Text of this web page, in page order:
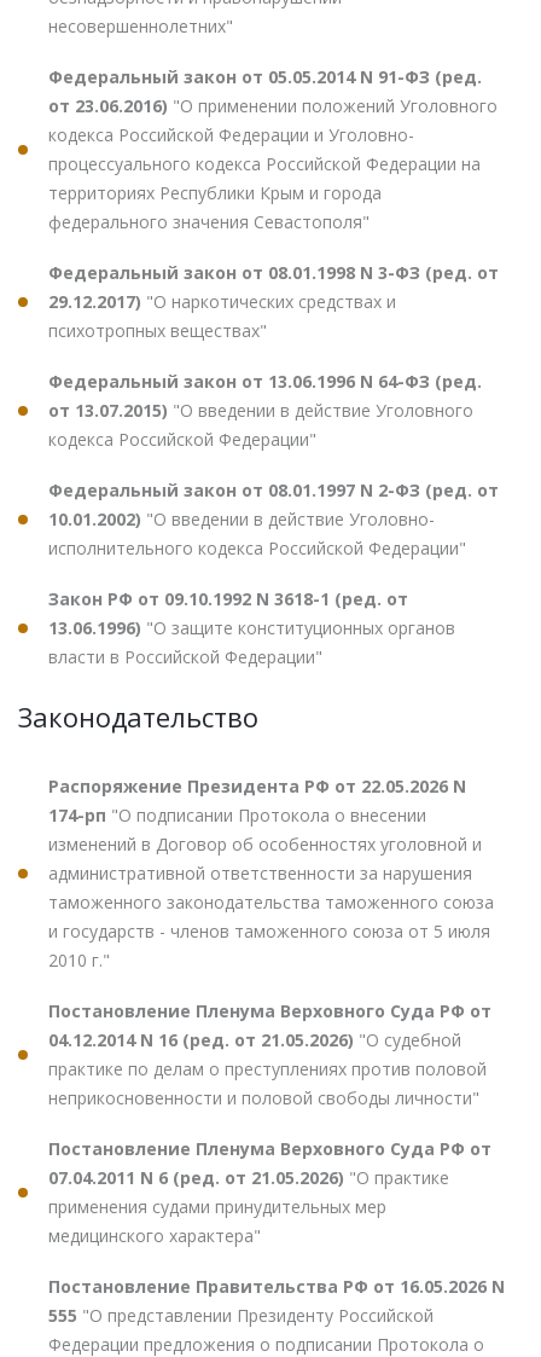
несовершеннолетних"
Федеральный закон от 05.05.2014 N 91-ФЗ (ред.
от 23.06.2016) "О применении положений Уголовного
кодекса Российской Федерации и Уголовно-
процессуального кодекса Российской Федерации на
территориях Республики Крым и города
федерального значения Севастополя"
Федеральный закон от 08.01.1998 N 3-ФЗ (ред. от
29.12.2017) "О наркотических средствах и
психотропных веществах"
Федеральный закон от 13.06.1996 N 64-ФЗ (ред.
от 13.07.2015) "О введении в действие Уголовного
кодекса Российской Федерации"
Федеральный закон от 08.01.1997 N 2-ФЗ (ред. от
10.01.2002) "О введении в действие Уголовно-
исполнительного кодекса Российской Федерации"
Закон РФ от 09.10.1992 N 3618-1 (ред. от
13.06.1996) "О защите конституционных органов
власти в Российской Федерации"
Законодательство
Распоряжение Президента РФ от 22.05.2026 N
174-рп "О подписании Протокола о внесении
изменений в Договор об особенностях уголовной и
административной ответственности за нарушения
таможенного законодательства таможенного союза
и государств - членов таможенного союза от 5 июля
2010 г."
Постановление Пленума Верховного Суда РФ от
04.12.2014 N 16 (ред. от 21.05.2026) "О судебной
практике по делам о преступлениях против половой
неприкосновенности и половой свободы личности"
Постановление Пленума Верховного Суда РФ от
07.04.2011 N 6 (ред. от 21.05.2026) "О практике
применения судами принудительных мер
медицинского характера"
Постановление Правительства РФ от 16.05.2026 N
555 "О представлении Президенту Российской
Федерации предложения о подписании Протокола о